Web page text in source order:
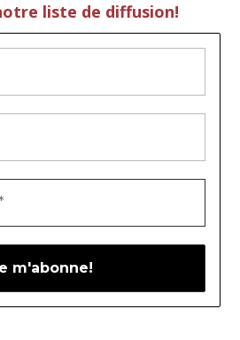
liste de diffusion!